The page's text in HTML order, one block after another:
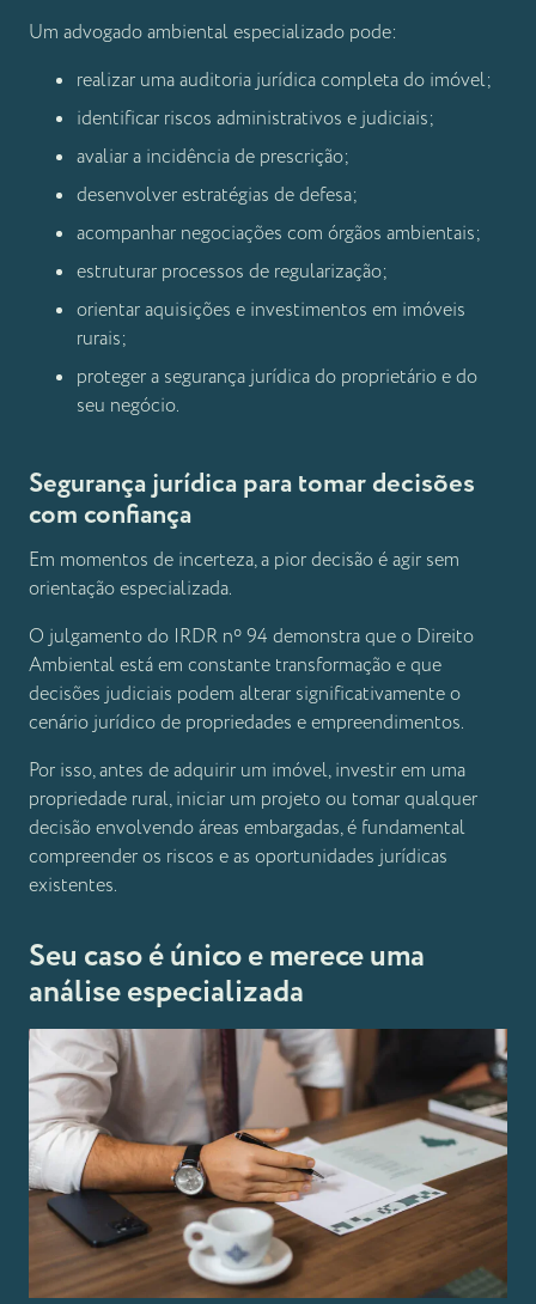
Um advogado ambiental especializado pode:
realizar uma auditoria jurídica completa do imóvel;
identificar riscos administrativos e judiciais;
avaliar a incidência de prescrição;
desenvolver estratégias de defesa;
acompanhar negociações com órgãos ambientais;
estruturar processos de regularização;
orientar aquisições e investimentos em imóveis
rurais;
proteger a segurança jurídica do proprietário e do
seu negócio.
Segurança jurídica para tomar decisões
com confiança
Em momentos de incerteza, a pior decisão é agir sem
orientação especializada.
O julgamento do IRDR nº 94 demonstra que o Direito
Ambiental está em constante transformação e que
decisões judiciais podem alterar significativamente o
cenário jurídico de propriedades e empreendimentos.
Por isso, antes de adquirir um imóvel, investir em uma
propriedade rural, iniciar um projeto ou tomar qualquer
decisão envolvendo áreas embargadas, é fundamental
compreender os riscos e as oportunidades jurídicas
existentes.
Seu caso é único e merece uma
análise especializada